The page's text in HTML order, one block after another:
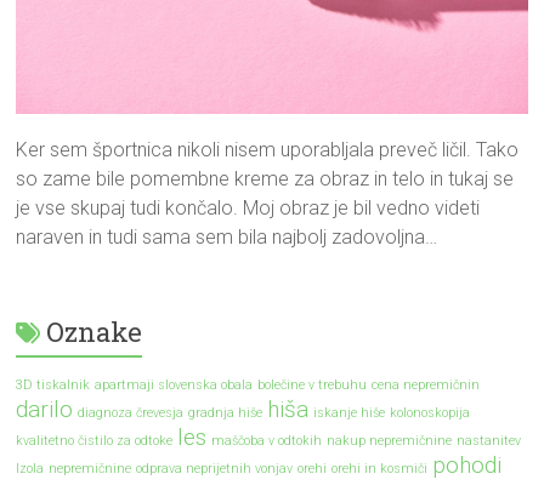
Ker sem športnica nikoli nisem uporabljala preveč ličil. Tako
so zame bile pomembne kreme za obraz in telo in tukaj se
je vse skupaj tudi končalo. Moj obraz je bil vedno videti
naraven in tudi sama sem bila najbolj zadovoljna…
Oznake
3D tiskalnik apartmaji slovenska obala bolečine v trebuhu cena nepremičnin
darilo diagnoza črevesja gradnja hiše hiša iskanje hiše kolonoskopija
kvalitetno čistilo za odtoke les maščoba v odtokih nakup nepremičnine nastanitev
Izola nepremičnine odprava neprijetnih vonjav orehi orehi in kosmiči pohodi